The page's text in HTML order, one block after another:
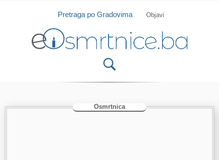
Isprobajte našu Android i IOS aplikaciju
Pretraga po Gradovima Objavi
Osmrtnica